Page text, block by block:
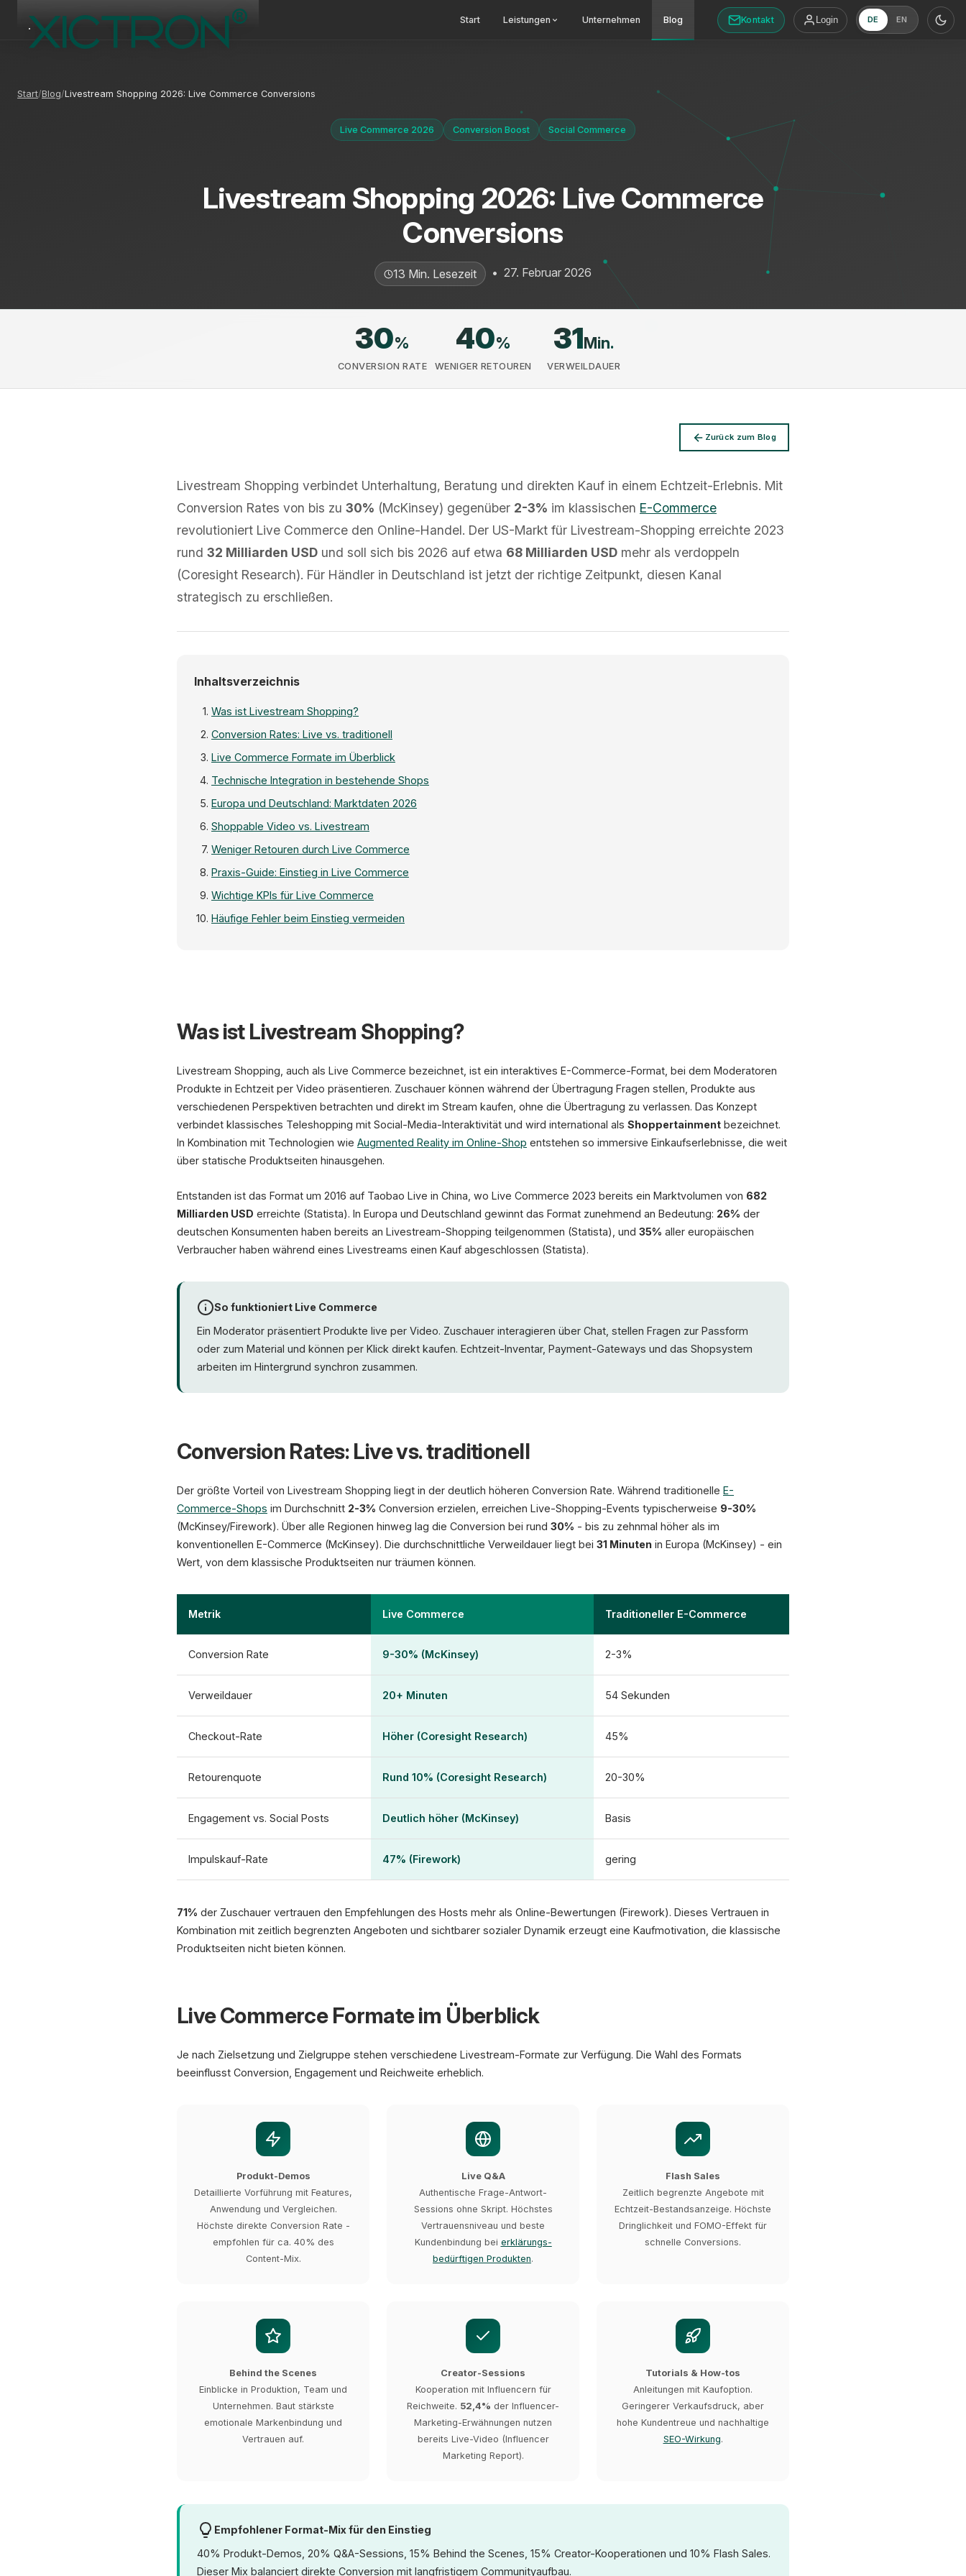
Start Leistungen Unternehmen Blog Kontakt Login DE EN
Start Blog Livestream Shopping 2026: Live Commerce Conversions
Live Commerce 2026 Conversion Boost Social Commerce
Livestream Shopping 2026: Live Commerce
Conversions
13 Min. Lesezeit • 27. Februar 2026
30%
CONVERSION RATE
40%
WENIGER RETOUREN
31Min.
VERWEILDAUER
Zurück zum Blog
Livestream Shopping verbindet Unterhaltung, Beratung und direkten Kauf in einem Echtzeit-Erlebnis. Mit
Conversion Rates von bis zu 30% (McKinsey) gegenüber 2-3% im klassischen E-Commerce
revolutioniert Live Commerce den Online-Handel. Der US-Markt für Livestream-Shopping erreichte 2023
rund 32 Milliarden USD und soll sich bis 2026 auf etwa 68 Milliarden USD mehr als verdoppeln
(Coresight Research). Für Händler in Deutschland ist jetzt der richtige Zeitpunkt, diesen Kanal
strategisch zu erschließen.
Inhaltsverzeichnis
Was ist Livestream Shopping?
Conversion Rates: Live vs. traditionell
Live Commerce Formate im Überblick
Technische Integration in bestehende Shops
Europa und Deutschland: Marktdaten 2026
Shoppable Video vs. Livestream
Weniger Retouren durch Live Commerce
Praxis-Guide: Einstieg in Live Commerce
Wichtige KPIs für Live Commerce
Häufige Fehler beim Einstieg vermeiden
-40%
weniger Retouren
Quelle: McKinsey 2025
Was ist Livestream Shopping?
Livestream Shopping, auch als Live Commerce bezeichnet, ist ein interaktives E-Commerce-Format, bei dem Moderatoren
Produkte in Echtzeit per Video präsentieren. Zuschauer können während der Übertragung Fragen stellen, Produkte aus
verschiedenen Perspektiven betrachten und direkt im Stream kaufen, ohne die Übertragung zu verlassen. Das Konzept
verbindet klassisches Teleshopping mit Social-Media-Interaktivität und wird international als Shoppertainment bezeichnet.
In Kombination mit Technologien wie Augmented Reality im Online-Shop entstehen so immersive Einkaufserlebnisse, die weit
über statische Produktseiten hinausgehen.
Entstanden ist das Format um 2016 auf Taobao Live in China, wo Live Commerce 2023 bereits ein Marktvolumen von 682
Milliarden USD erreichte (Statista). In Europa und Deutschland gewinnt das Format zunehmend an Bedeutung: 26% der
deutschen Konsumenten haben bereits an Livestream-Shopping teilgenommen (Statista), und 35% aller europäischen
Verbraucher haben während eines Livestreams einen Kauf abgeschlossen (Statista).
So funktioniert Live Commerce
Ein Moderator präsentiert Produkte live per Video. Zuschauer interagieren über Chat, stellen Fragen zur Passform
oder zum Material und können per Klick direkt kaufen. Echtzeit-Inventar, Payment-Gateways und das Shopsystem
arbeiten im Hintergrund synchron zusammen.
Conversion Rates: Live vs. traditionell
Der größte Vorteil von Livestream Shopping liegt in der deutlich höheren Conversion Rate. Während traditionelle E-
Commerce-Shops im Durchschnitt 2-3% Conversion erzielen, erreichen Live-Shopping-Events typischerweise 9-30%
(McKinsey/Firework). Über alle Regionen hinweg lag die Conversion bei rund 30% - bis zu zehnmal höher als im
konventionellen E-Commerce (McKinsey). Die durchschnittliche Verweildauer liegt bei 31 Minuten in Europa (McKinsey) - ein
Wert, von dem klassische Produktseiten nur träumen können.
Metrik Live Commerce Traditioneller E-Commerce
Conversion Rate 9-30% (McKinsey) 2-3%
Verweildauer 20+ Minuten 54 Sekunden
Checkout-Rate Höher (Coresight Research) 45%
Retourenquote Rund 10% (Coresight Research) 20-30%
Engagement vs. Social Posts Deutlich höher (McKinsey) Basis
Impulskauf-Rate 47% (Firework) gering
71% der Zuschauer vertrauen den Empfehlungen des Hosts mehr als Online-Bewertungen (Firework). Dieses Vertrauen in
Kombination mit zeitlich begrenzten Angeboten und sichtbarer sozialer Dynamik erzeugt eine Kaufmotivation, die klassische
Produktseiten nicht bieten können.
Live Commerce Formate im Überblick
Je nach Zielsetzung und Zielgruppe stehen verschiedene Livestream-Formate zur Verfügung. Die Wahl des Formats
beeinflusst Conversion, Engagement und Reichweite erheblich.
Produkt-Demos
Detaillierte Vorführung mit Features,
Anwendung und Vergleichen.
Höchste direkte Conversion Rate -
empfohlen für ca. 40% des
Content-Mix.
Live Q&A
Authentische Frage-Antwort-
Sessions ohne Skript. Höchstes
Vertrauensniveau und beste
Kundenbindung bei erklärungs­
bedürftigen Produkten.
Flash Sales
Zeitlich begrenzte Angebote mit
Echtzeit-Bestandsanzeige. Höchste
Dringlichkeit und FOMO-Effekt für
schnelle Conversions.
Behind the Scenes
Einblicke in Produktion, Team und
Unternehmen. Baut stärkste
emotionale Markenbindung und
Vertrauen auf.
Creator-Sessions
Kooperation mit Influencern für
Reichweite. 52,4% der Influencer-
Marketing-Erwäh­nungen nutzen
bereits Live-Video (Influencer
Marketing Report).
Tutorials & How-tos
Anleitungen mit Kaufoption.
Geringerer Verkaufsdruck, aber
hohe Kundentreue und nachhaltige
SEO-Wirkung.
Empfohlener Format-Mix für den Einstieg
40% Produkt-Demos, 20% Q&A-Sessions, 15% Behind the Scenes, 15% Creator-Kooperationen und 10% Flash Sales.
Dieser Mix balanciert direkte Conversion mit langfristigem Communityaufbau.